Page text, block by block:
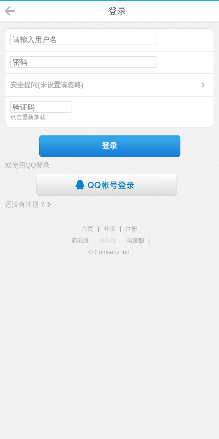
登录
安全提问(未设置请忽略)
点击重新加载
登录
或使用QQ登录
还没有注册？
首页 登录
注册
简易版
触屏版 电脑版
© Comsenz Inc.